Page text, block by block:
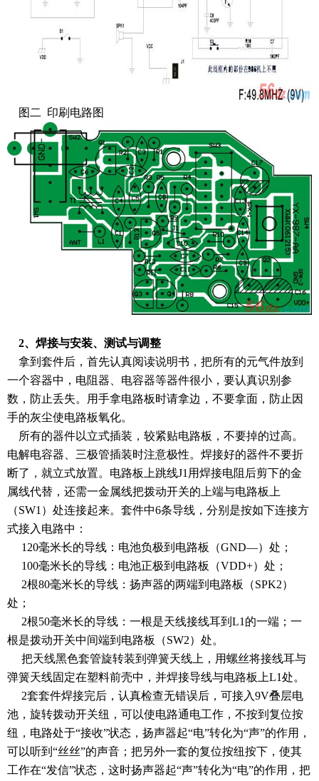
图二 印刷电路图
2、焊接与安装、测试与调整
拿到套件后，首先认真阅读说明书，把所有的元气件放到
一个容器中，电阻器、电容器等器件很小，要认真识别参
数，防止丢失。用手拿电路板时请拿边，不要拿面，防止因
手的灰尘使电路板氧化。
所有的器件以立式插装，较紧贴电路板，不要掉的过高。
电解电容器、三极管插装时注意极性。焊接好的器件不要折
断了，就立式放置。电路板上跳线J1用焊接电阻后剪下的金
属线代替，还需一金属线把拨动开关的上端与电路板上
（SW1）处连接起来。套件中6条导线，分别是按如下连接方
式接入电路中：
120毫米长的导线：电池负极到电路板（GND—）处；
100毫米长的导线：电池正极到电路板（VDD+）处；
2根80毫米长的导线：扬声器的两端到电路板（SPK2）
处；
2根50毫米长的导线：一根是天线接线耳到L1的一端；一
根是拨动开关中间端到电路板（SW2）处。
把天线黑色套管旋转装到弹簧天线上，用螺丝将接线耳与
弹簧天线固定在塑料前壳中，并焊接导线与电路板上L1处。
2套套件焊接完后，认真检查无错误后，可接入9V叠层电
池，旋转拨动开关纽，可以使电路通电工作，不按到复位按
纽，电路处于“接收”状态，扬声器起“电”转化为“声”的作用，
可以听到“丝丝”的声音；把另外一套的复位按纽按下，使其
工作在“发信”状态，这时扬声器起“声”转化为“电”的作用，把